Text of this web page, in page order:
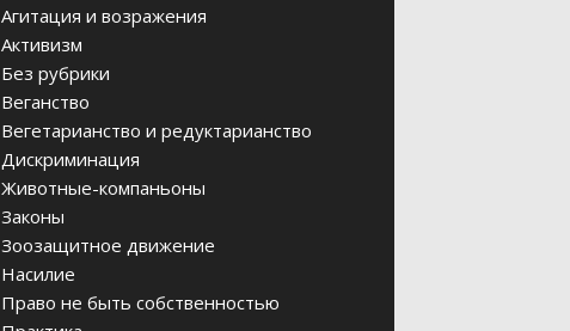
Агитация и возражения
Активизм
Без рубрики
Веганство
Вегетарианство и редуктарианство
Дискриминация
Животные-компаньоны
Законы
Зоозащитное движение
Насилие
Право не быть собственностью